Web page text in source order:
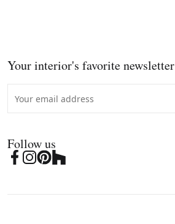
Your interior's favorite newsletter
Follow us